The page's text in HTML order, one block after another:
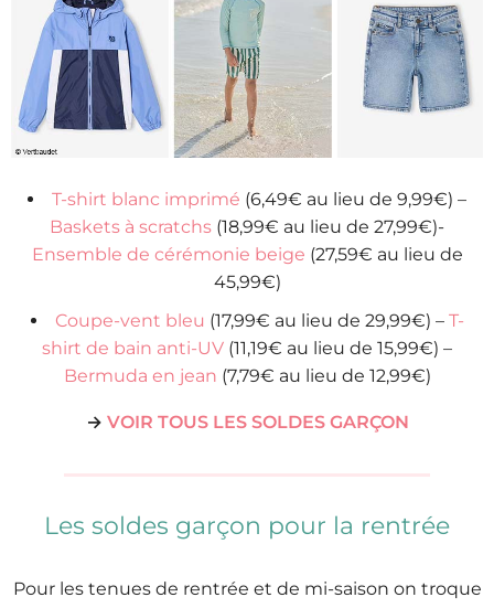
T-shirt blanc imprimé (6,49€ au lieu de 9,99€) –
Baskets à scratchs (18,99€ au lieu de 27,99€)-
Ensemble de cérémonie beige (27,59€ au lieu de
45,99€)
Coupe-vent bleu (17,99€ au lieu de 29,99€) – T-
shirt de bain anti-UV (11,19€ au lieu de 15,99€) –
Bermuda en jean (7,79€ au lieu de 12,99€)
→ VOIR TOUS LES SOLDES GARÇON
Les soldes garçon pour la rentrée
Pour les tenues de rentrée et de mi-saison on troque